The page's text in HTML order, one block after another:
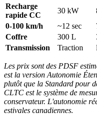
Recharge
rapide CC
30 kW
0-100 km/h
~12 sec
Coffre
300 L
Transmission
Traction
Les prix sont des PDSF
est la version Autonomie
plutôt que la Standard pour
CLTC est le système de
conservateur. L'autonomie
estivales canadiennes.